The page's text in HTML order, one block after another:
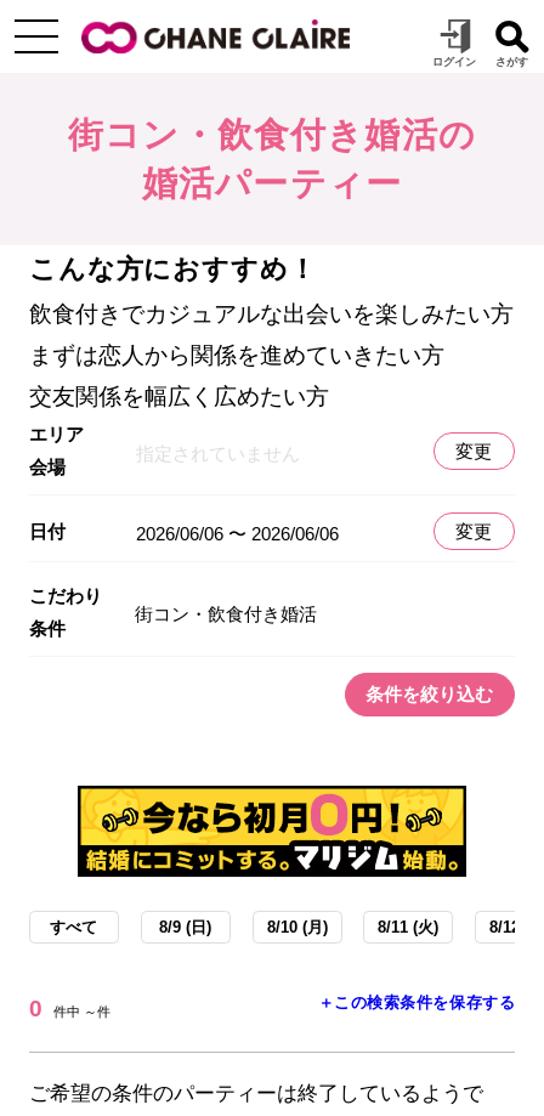
街コン・飲食付き婚活の
婚活パーティー
こんな方におすすめ！
飲食付きでカジュアルな出会いを楽しみたい方
まずは恋人から関係を進めていきたい方
交友関係を幅広く広めたい方
エリア
会場
指定されていません 変更
日付 2026/06/06 〜 2026/06/06 変更
こだわり
条件
街コン・飲食付き婚活
条件を絞り込む
すべて 8/9 (日) 8/10 (月) 8/11 (火) 8/12 (
0 件中 ～件 ＋この検索条件を保存する
ご希望の条件のパーティーは終了しているようで